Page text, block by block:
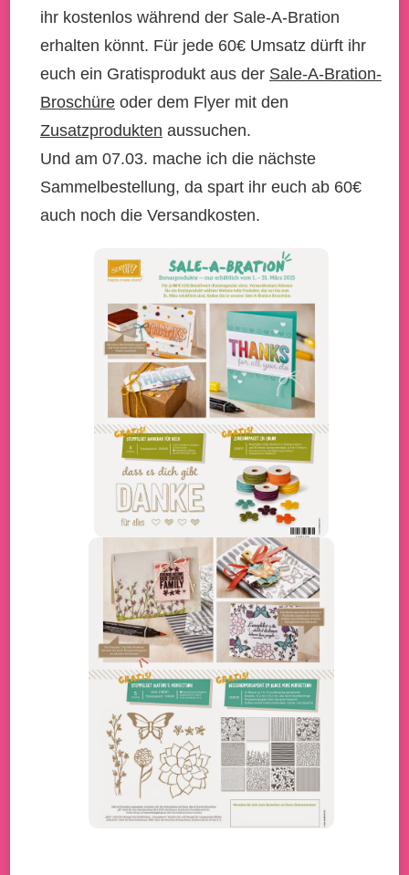
ihr kostenlos während der Sale-A-Bration
erhalten könnt. Für jede 60€ Umsatz dürft ihr
euch ein Gratisprodukt aus der Sale-A-Bration-
Broschüre oder dem Flyer mit den
Zusatzprodukten aussuchen.
Und am 07.03. mache ich die nächste
Sammelbestellung, da spart ihr euch ab 60€
auch noch die Versandkosten.